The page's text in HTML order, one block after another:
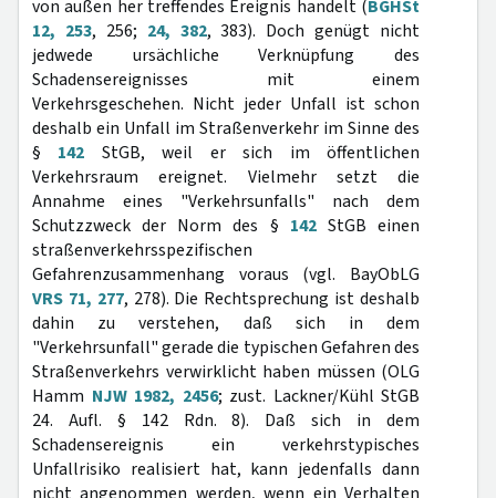
von außen her treffendes Ereignis handelt (BGHSt
12, 253, 256; 24, 382, 383). Doch genügt nicht
jedwede ursächliche Verknüpfung des
Schadensereignisses mit einem
Verkehrsgeschehen. Nicht jeder Unfall ist schon
deshalb ein Unfall im Straßenverkehr im Sinne des
§ 142 StGB, weil er sich im öffentlichen
Verkehrsraum ereignet. Vielmehr setzt die
Annahme eines "Verkehrsunfalls" nach dem
Schutzzweck der Norm des § 142StGB einen
straßenverkehrsspezifischen
Gefahrenzusammenhang voraus (vgl. BayObLG
VRS 71, 277, 278). Die Rechtsprechung ist deshalb
dahin zu verstehen, daß sich in dem
"Verkehrsunfall" gerade die typischen Gefahren des
Straßenverkehrs verwirklicht haben müssen (OLG
Hamm NJW 1982, 2456; zust. Lackner/Kühl StGB
24. Aufl. § 142 Rdn. 8). Daß sich in dem
Schadensereignis ein verkehrstypisches
Unfallrisiko realisiert hat, kann jedenfalls dann